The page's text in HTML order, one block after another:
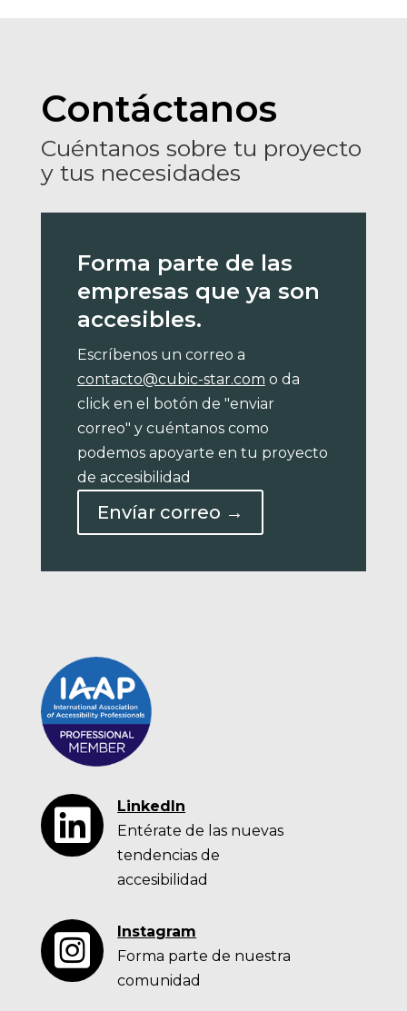
Contáctanos
Cuéntanos sobre tu proyecto
y tus necesidades
Forma parte de las
empresas que ya son
accesibles.
Escríbenos un correo a
contacto@cubic-star.com o da
click en el botón de "enviar
correo" y cuéntanos como
podemos apoyarte en tu proyecto
de accesibilidad
Envíar correo →

LinkedIn
Entérate de las nuevas
tendencias de
accesibilidad

Instagram
Forma parte de nuestra
comunidad